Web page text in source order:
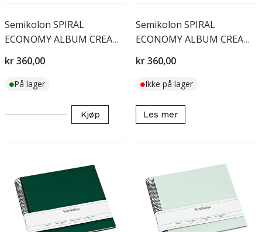
Semikolon SPIRAL
ECONOMY ALBUM CREAM
kr 360,00
På lager
Kjøp
Semikolon SPIRAL
ECONOMY ALBUM CREAM
kr 360,00
Ikke på lager
Les mer